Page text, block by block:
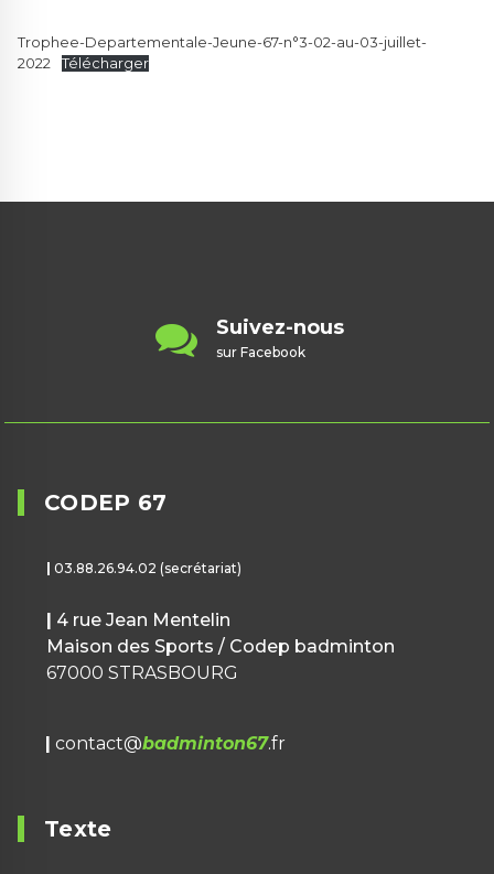
Trophee-Departementale-Jeune-67-n°3-02-au-03-juillet-
2022
Télécharger
Contactez-nous
contact@badminton67.fr
CODEP 67
03.88.26.94.02 (secrétariat)
4 rue Jean Mentelin
Maison des Sports / Codep badminton
67000 STRASBOURG
contact@badminton67.fr
Texte